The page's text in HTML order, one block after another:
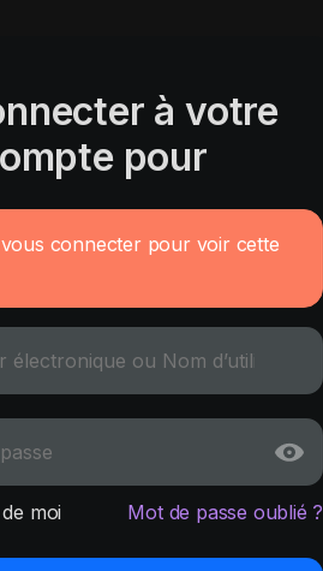
à votre
pour
connecter pour voir cette
moi Mot de passe oublié ?